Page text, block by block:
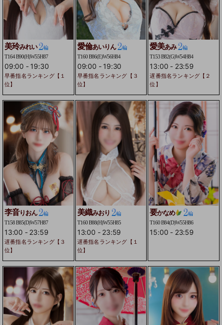
美玲みれい
T164 B90(H)W55H87
09:00 - 19:30
早番指名ランキング【１
位】
愛倫あいりん
T160 B86(E)W56H84
09:00 - 19:30
早番指名ランキング【３
位】
愛美あみ
T153 B82(G)W54H84
13:00 - 23:59
遅番指名ランキング【２
位】
李音りおん
T158 B85(D)W57H87
13:00 - 23:59
遅番指名ランキング【３
位】
美織みおり
T160 B88(H)W55H85
13:00 - 23:59
遅番指名ランキング【１
位】
要かなめ
T160 B84(D)W55H86
15:00 - 23:59